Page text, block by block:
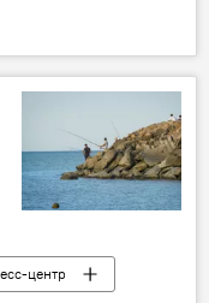
Государственная комиссия по делам пленных, без вести пропавших и заложников АР
центр